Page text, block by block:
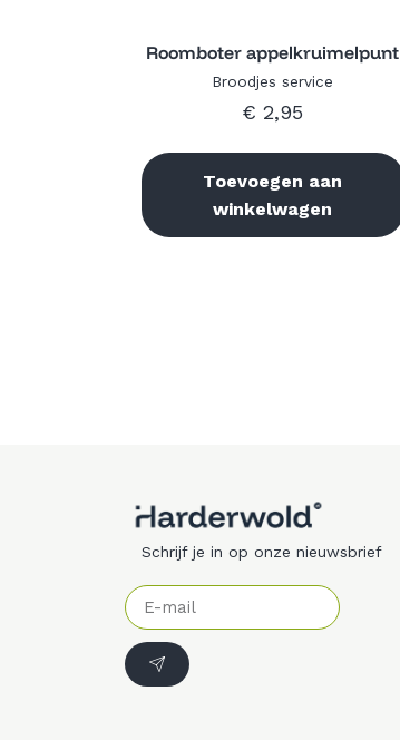
Roomboter appelkruimelpunt
Broodjes service
€ 2,95
Toevoegen aan
winkelwagen
Schrijf je in op onze nieuwsbrief